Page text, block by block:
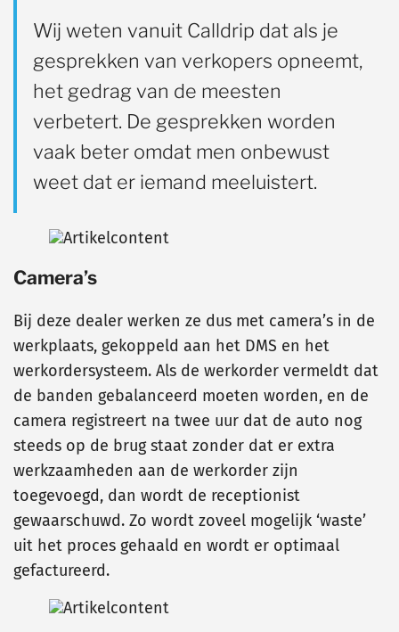
Wij weten vanuit Calldrip dat als je
gesprekken van verkopers opneemt,
het gedrag van de meesten
verbetert. De gesprekken worden
vaak beter omdat men onbewust
weet dat er iemand meeluistert.
Camera’s
Bij deze dealer werken ze dus met camera’s in de
werkplaats, gekoppeld aan het DMS en het
werkordersysteem. Als de werkorder vermeldt dat
de banden gebalanceerd moeten worden, en de
camera registreert na twee uur dat de auto nog
steeds op de brug staat zonder dat er extra
werkzaamheden aan de werkorder zijn
toegevoegd, dan wordt de receptionist
gewaarschuwd. Zo wordt zoveel mogelijk ‘waste’
uit het proces gehaald en wordt er optimaal
gefactureerd.